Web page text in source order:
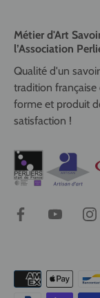
Métier d'Art
l’Association
Qualité d'un
tradition
forme et produit
satisfaction !